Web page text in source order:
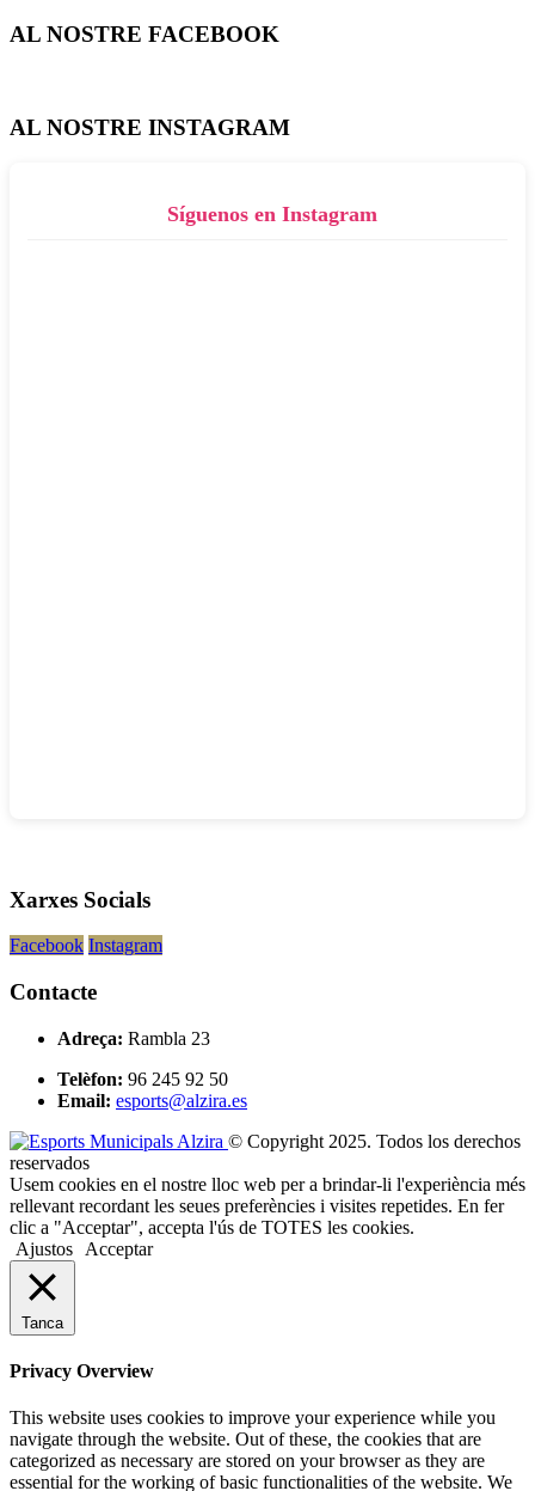
AL NOSTRE FACEBOOK
AL NOSTRE INSTAGRAM
Síguenos en Instagram
Xarxes Socials
Facebook Instagram
Contacte
Adreça: Rambla 23
Telèfon: 96 245 92 50
Email: esports@alzira.es
© Copyright 2025. Todos los derechos
reservados
Usem cookies en el nostre lloc web per a brindar-li l'experiència més
rellevant recordant les seues preferències i visites repetides. En fer
clic a "Acceptar", accepta l'ús de TOTES les cookies.
Ajustos
Acceptar
Tanca
Privacy Overview
This website uses cookies to improve your experience while you
navigate through the website. Out of these, the cookies that are
categorized as necessary are stored on your browser as they are
essential for the working of basic functionalities of the website. We